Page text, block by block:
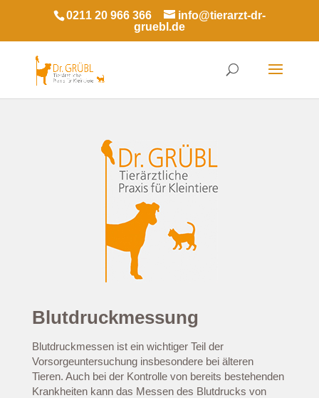
0211 20 966 366
info@tierarzt-dr-
gruebl.de
Blutdruckmessung
Blutdruckmessen ist ein wichtiger Teil der
Vorsorgeuntersuchung insbesondere bei älteren
Tieren. Auch bei der Kontrolle von bereits bestehenden
Krankheiten kann das Messen des Blutdrucks von